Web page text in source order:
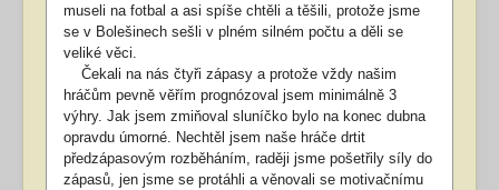
museli na fotbal a asi spíše chtěli a těšili, protože jsme
se v Bolešinech sešli v plném silném počtu a děli se
veliké věci.
Čekali na nás čtyři zápasy a protože vždy našim
hráčům pevně věřím prognózoval jsem minimálně 3
výhry. Jak jsem zmiňoval sluníčko bylo na konec dubna
opravdu úmorné. Nechtěl jsem naše hráče drtit
předzápasovým rozběháním, raději jsme pošetřily síly do
zápasů, jen jsme se protáhli a věnovali se motivačnímu